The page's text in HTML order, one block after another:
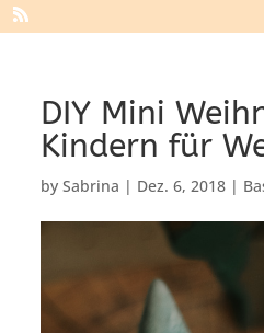
DIY Mini
Kindern für
bySabrina | Dez. 6, 2018 |